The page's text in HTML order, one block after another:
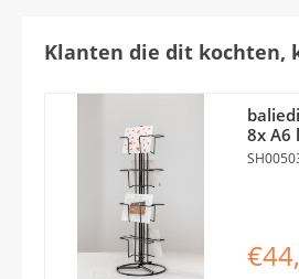
Klanten die dit kochten,
8x A6